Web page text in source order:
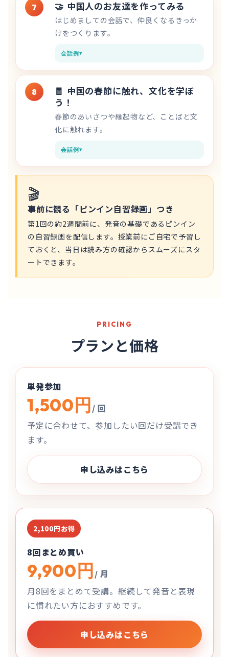
7 🤝 中国人のお友達を作ってみる
はじめましての会話で、仲良くなるきっか
けをつくります。
会話例
8 🧧 中国の春節に触れ、文化を学ぼ
う！
春節のあいさつや縁起物など、ことばと文
化に触れます。
会話例
🎬
事前に観る「ピンイン自習録画」つき
第1回の約2週間前に、発音の基礎であるピンイン
の自習録画を配信します。授業前にご自宅で予習し
ておくと、当日は読み方の確認からスムーズにスタ
ートできます。
PRICING
プランと価格
単発参加
1,500円/ 回
予定に合わせて、参加したい回だけ受講でき
ます。
申し込みはこちら
2,100円お得
8回まとめ買い
9,900円/ 月
月8回をまとめて受講。継続して発音と表現
に慣れたい方におすすめです。
申し込みはこちら